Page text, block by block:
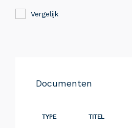
Vergelijk
Documenten
TYPE TITEL